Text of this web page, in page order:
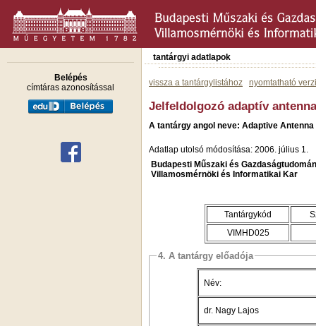
Belépés
címtáras azonosítással
tantárgyi adatlapok
vissza a tantárgylistához nyomtatható
Jelfeldolgozó adaptív
A tantárgy angol neve: Adaptive
Adatlap utolsó módosítása: 2006. július 1.
Budapesti Műszaki és
Villamosmérnöki és Informatikai Kar
Tantárgykód
VIMHD025
4. A tantárgy előadója
Név:
dr. Nagy Lajos